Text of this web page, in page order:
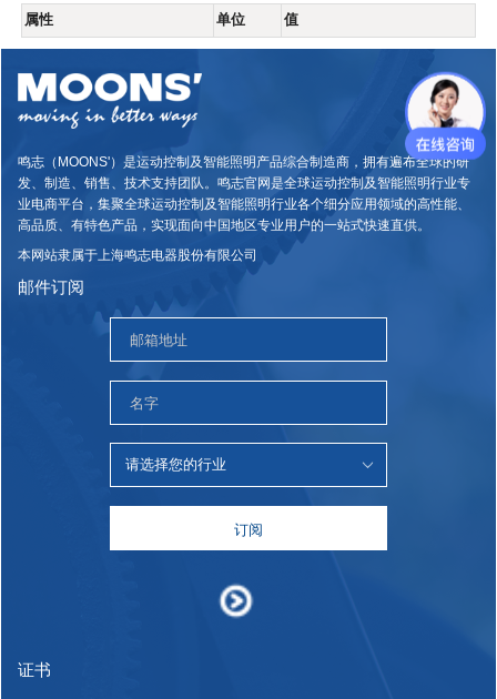
属性 单位 值
鸣志（MOONS'）是运动控制及智能照明产品综合制造商，拥有遍布全球的研
发、制造、销售、技术支持团队。鸣志官网是全球运动控制及智能照明行业专
业电商平台，集聚全球运动控制及智能照明行业各个细分应用领域的高性能、
高品质、有特色产品，实现面向中国地区专业用户的一站式快速直供。
本网站隶属于上海鸣志电器股份有限公司
邮件订阅
订阅
证书